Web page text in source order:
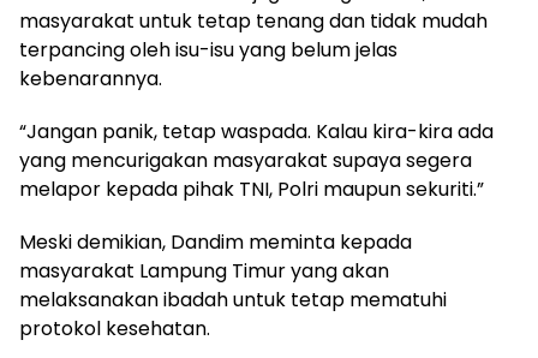
masyarakat untuk tetap tenang dan tidak mudah
terpancing oleh isu-isu yang belum jelas
kebenarannya.
“Jangan panik, tetap waspada. Kalau kira-kira ada
yang mencurigakan masyarakat supaya segera
melapor kepada pihak TNI, Polri maupun sekuriti.”
Meski demikian, Dandim meminta kepada
masyarakat Lampung Timur yang akan
melaksanakan ibadah untuk tetap mematuhi
protokol kesehatan.